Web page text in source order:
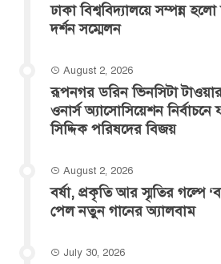
ঢাকা বিশ্ববিদ্যালয়ে সম্পন্ন হলো
দর্শন সম্মেলন
August 2, 2026
রূপনগর ডরিন ভিনসিটা
ওনার্স অ্যাসোসিয়েশন
সিদ্দিক পরিষদের বিজয়
August 2, 2026
বর্ষা, প্রকৃতি আর স্মৃতির গল্পে
পেল নতুন গানের অ্যালবাম
July 30, 2026